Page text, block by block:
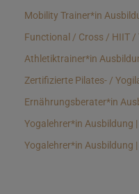
Mobility Trainer*in
Functional / Cross / HIIT /
Athletiktrainer*in
Zertifizierte Pilates- /
Ernährungsberater*in
Yogalehrer*in Ausbildung
Yogalehrer*in Ausbildung